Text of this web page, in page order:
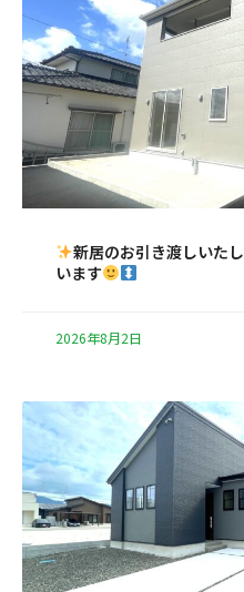
新居のお引き渡しいた
います
2026年8月2日